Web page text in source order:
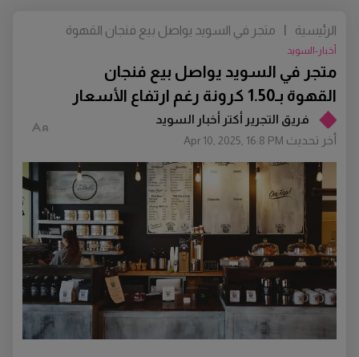
فريق التجرير أكتر أخبار السويد
أخر تحديث Apr 10, 2025, 16:8 PM
متجر في السويد يواصل بيع فنجان
القهوة بـ1.50 كرونة رغم ارتفاع الأسعار
أخبار-السويد
الرئيسية |
متجر في السويد يواصل بيع فنجان القهوة